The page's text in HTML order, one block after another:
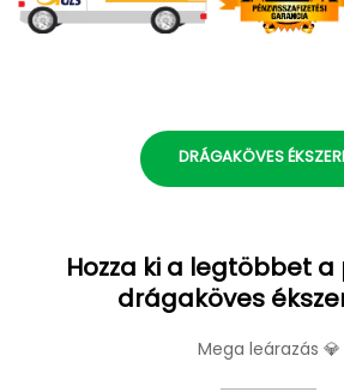
DRÁGAKÖVES
Hozza ki a legtöbbet
drágaköves
Mega leárazás 💎